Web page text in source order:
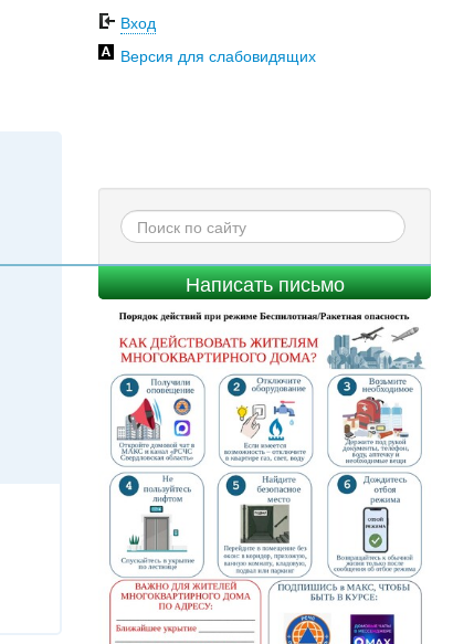
Вход
Версия для слабовидящих
Написать письмо